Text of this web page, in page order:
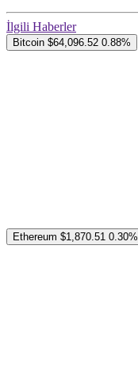
İlgili Haberler
Bitcoin $64,096.52 0.88%
Ethereum $1,870.51 0.30%